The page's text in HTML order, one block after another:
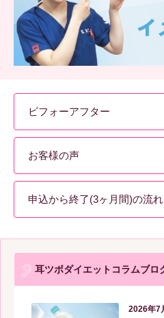
ビフォーアフター
お客様の声
申込から終了(3ヶ月間)の流れ
耳ツボダイエットコラムブロ
2026年7